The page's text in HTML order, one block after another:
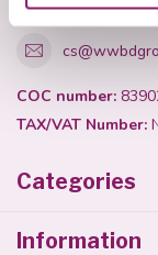
COC number:
TAX/VAT Number:
Categories
Information